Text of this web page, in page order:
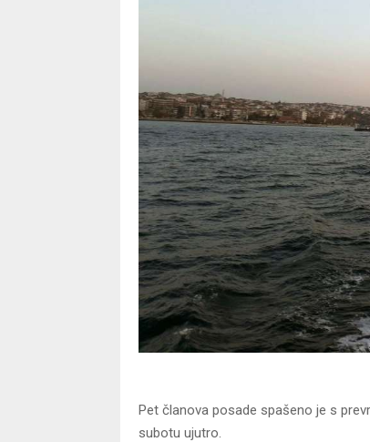
Pet članova posade spašeno je s
subotu ujutro.